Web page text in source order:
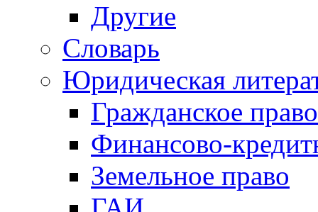
Другие
Словарь
Юридическая
Гражданское право
Финансово-
Земельное право